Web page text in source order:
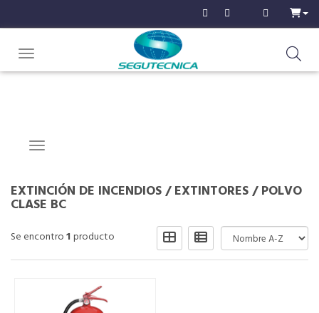
Toggle navigation
Navigation ein-/ausblenden
EXTINCIÓN DE INCENDIOS/EXTINTORES/POLVO
CLASE BC
Se encontro1 producto